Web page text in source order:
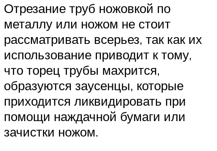
Отрезание труб ножовкой по
металлу или ножом не стоит
рассматривать всерьез, так как их
использование приводит к тому,
что торец трубы махрится,
образуются заусенцы, которые
приходится ликвидировать при
помощи наждачной бумаги или
зачистки ножом.